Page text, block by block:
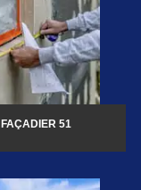
FAÇADIER 51